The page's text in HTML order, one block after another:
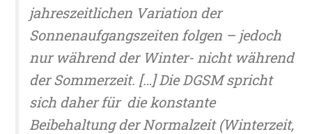
jahreszeitlichen Variation der
Sonnenaufgangszeiten folgen – jedoch
nur während der Winter- nicht während
der Sommerzeit. […] Die DGSM spricht
sich daher für die konstante
Beibehaltung der Normalzeit (Winterzeit,